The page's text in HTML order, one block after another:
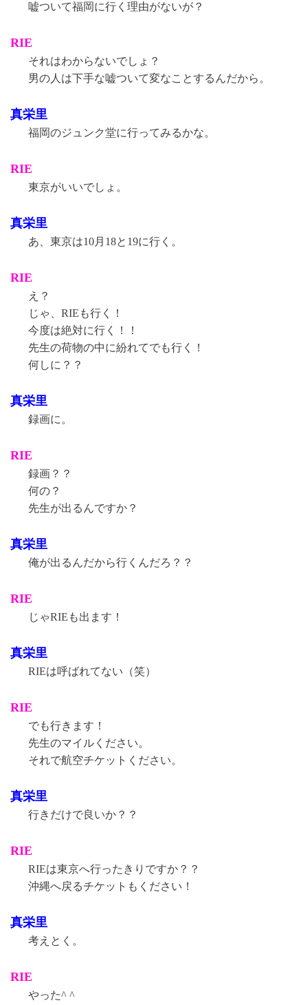
嘘ついて福岡に行く理由がないが？
RIE
それはわからないでしょ？
男の人は下手な嘘ついて変なことするんだから。
真栄里
福岡のジュンク堂に行ってみるかな。
RIE
東京がいいでしょ。
真栄里
あ、東京は10月18と19に行く。
RIE
え？
じゃ、RIEも行く！
今度は絶対に行く！！
先生の荷物の中に紛れてでも行く！
何しに？？
真栄里
録画に。
RIE
録画？？
何の？
先生が出るんですか？
真栄里
俺が出るんだから行くんだろ？？
RIE
じゃRIEも出ます！
真栄里
RIEは呼ばれてない（笑）
RIE
でも行きます！
先生のマイルください。
それで航空チケットください。
真栄里
行きだけで良いか？？
RIE
RIEは東京へ行ったきりですか？？
沖縄へ戻るチケットもください！
真栄里
考えとく。
RIE
やった^ ^